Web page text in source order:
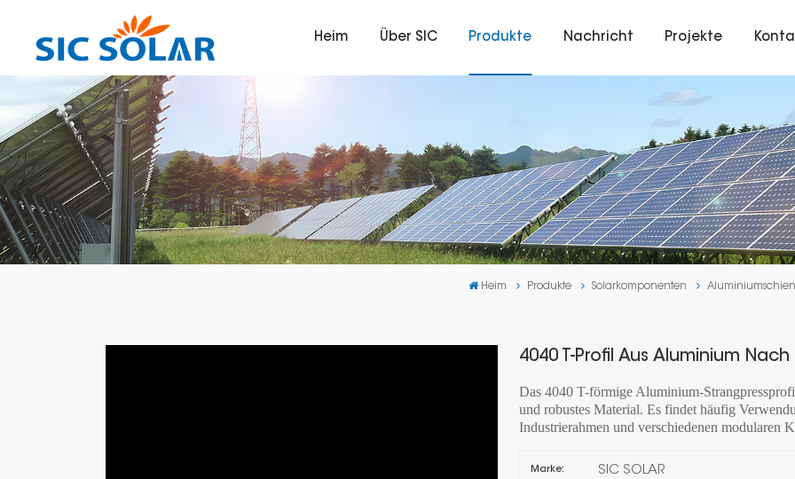
Heim Über SIC Produkte Nachricht Projekte
Heim Produkte Solarkomponenten
4040 T-Profil Aus Aluminium
Das 4040 T-förmige Aluminium-
und robustes Material. Es findet häufig
Industrierahmen und verschiedenen modularen
Marke: SIC SOLAR